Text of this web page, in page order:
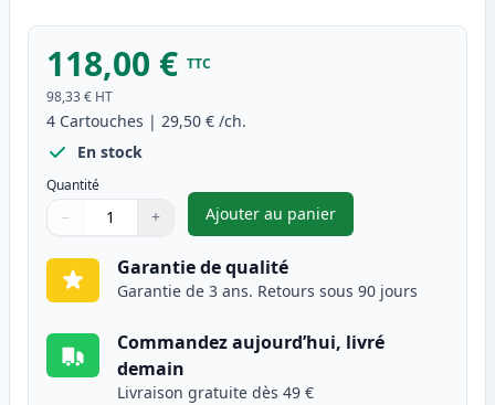
118,00 € TTC
98,33 € HT
4 Cartouches | 29,50 € /ch.
En stock
Quantité
Quantité
Utilisez les boutons pour ajuster
− +
Quantité
Ajouter au panier
,Pack de 4 Brother TN230
Garantie de qualité
Garantie de 3 ans. Retours sous 90 jours
Commandez aujourd’hui, livré
demain
Livraison gratuite dès 49 €